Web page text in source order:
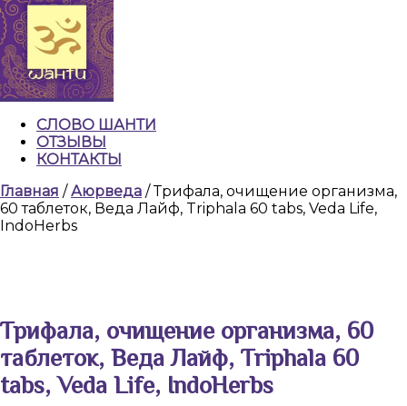
СЛОВО ШАНТИ
ОТЗЫВЫ
КОНТАКТЫ
КНОПКА
ЗАКРЫТЬ
Главная /Аюрведа / Трифала, очищение организма,
60 таблеток, Веда Лайф, Triphala 60 tabs, Veda Life,
IndoHerbs
Трифала, очищение организма, 60
таблеток, Веда Лайф, Triphala 60
tabs, Veda Life, IndoHerbs